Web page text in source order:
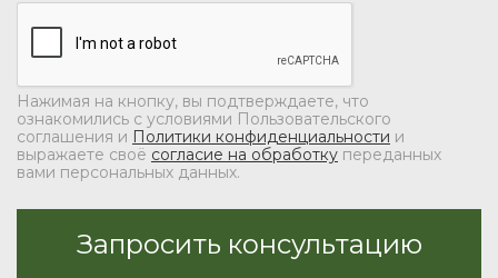
Нажимая на кнопку, вы подтверждаете, что
ознакомились с условиями Пользовательского
соглашения и Политики конфиденциальности и
выражаете своё согласие на обработкупереданных
вами персональных данных.